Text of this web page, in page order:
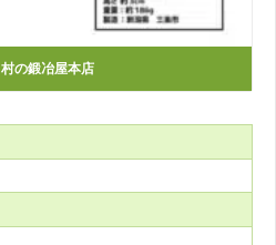
村の鍛冶屋本店